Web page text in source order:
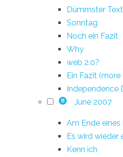
Dümmster
Sonntag
Noch ein Fazit
Why
web 2.0?
Ein Fazit
Independence
8 June 2007
Am Ende eines
Es wird wieder
Kenn ich